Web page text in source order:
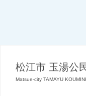
松江市 玉湯公
Matsue-city TAMAYU